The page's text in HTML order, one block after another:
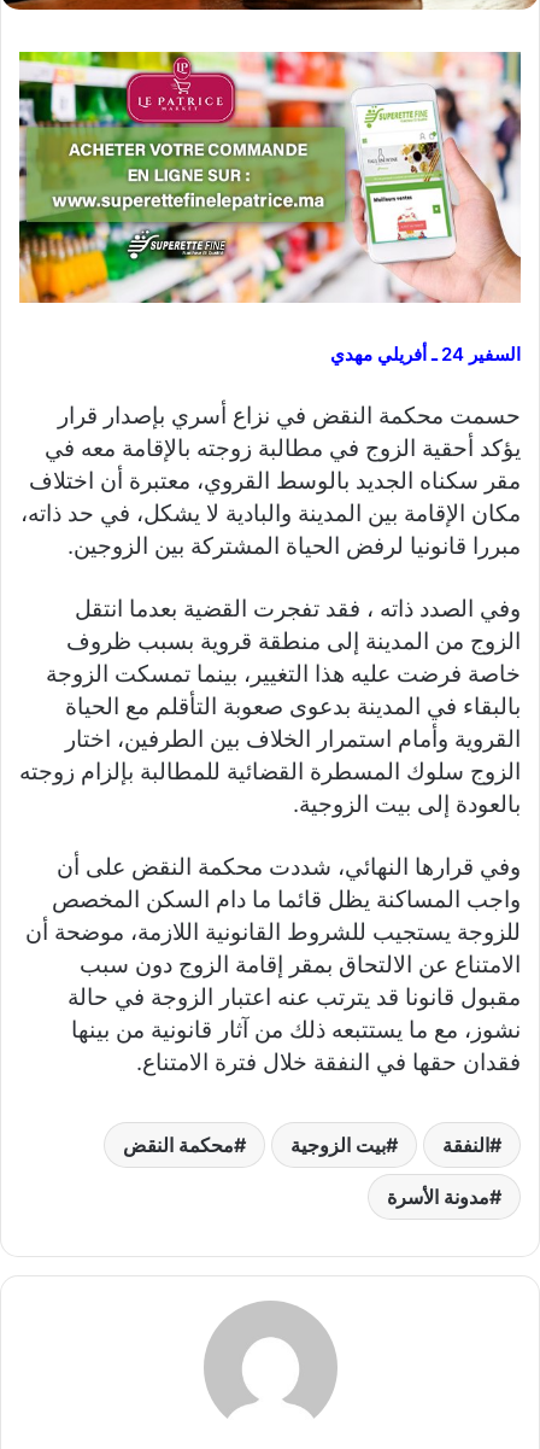
السفير 24 ـ أفريلي مهدي
حسمت محكمة النقض في نزاع أسري بإصدار قرار
يؤكد أحقية الزوج في مطالبة زوجته بالإقامة معه في
مقر سكناه الجديد بالوسط القروي، معتبرة أن اختلاف
مكان الإقامة بين المدينة والبادية لا يشكل، في حد ذاته،
مبررا قانونيا لرفض الحياة المشتركة بين الزوجين.
وفي الصدد ذاته ، فقد تفجرت القضية بعدما انتقل
الزوج من المدينة إلى منطقة قروية بسبب ظروف
خاصة فرضت عليه هذا التغيير، بينما تمسكت الزوجة
بالبقاء في المدينة بدعوى صعوبة التأقلم مع الحياة
القروية وأمام استمرار الخلاف بين الطرفين، اختار
الزوج سلوك المسطرة القضائية للمطالبة بإلزام زوجته
بالعودة إلى بيت الزوجية.
وفي قرارها النهائي، شددت محكمة النقض على أن
واجب المساكنة يظل قائما ما دام السكن المخصص
للزوجة يستجيب للشروط القانونية اللازمة، موضحة أن
الامتناع عن الالتحاق بمقر إقامة الزوج دون سبب
مقبول قانونا قد يترتب عنه اعتبار الزوجة في حالة
نشوز، مع ما يستتبعه ذلك من آثار قانونية من بينها
فقدان حقها في النفقة خلال فترة الامتناع.
النفقة بيت الزوجية محكمة النقض
مدونة الأسرة